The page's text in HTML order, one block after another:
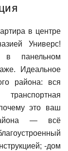
в центре
Универс!
в панельном
Идеальное
района: вся
это ваш
— всё
-дом